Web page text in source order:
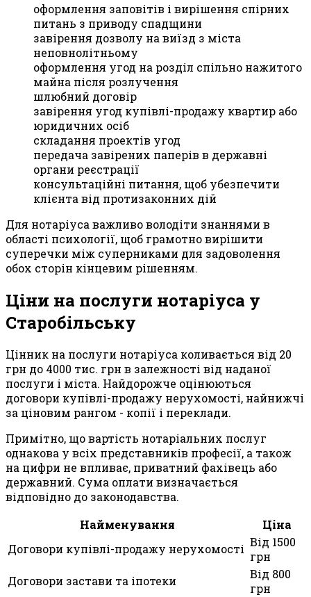
оформлення заповітів і вирішення спірних
питань з приводу спадщини
завірення дозволу на виїзд з міста
неповнолітньому
оформлення угод на розділ спільно нажитого
майна після розлучення
шлюбний договір
завірення угод купівлі-продажу квартир або
юридичних осіб
складання проектів угод
передача завірених паперів в державні
органи реєстрації
консультаційні питання, щоб убезпечити
клієнта від протизаконних дій
Для нотаріуса важливо володіти знаннями в
області психології, щоб грамотно вирішити
суперечки між суперниками для задоволення
обох сторін кінцевим рішенням.
Ціни на послуги нотаріуса у
Старобільську
Цінник на послуги нотаріуса коливається від 20
грн до 4000 тис. грн в залежності від наданої
послуги і міста. Найдорожче оцінюються
договори купівлі-продажу нерухомості, найнижчі
за ціновим рангом - копії і переклади.
Примітно, що вартість нотаріальних послуг
однакова у всіх представників професії, а також
на цифри не впливає, приватний фахівець або
державний. Сума оплати визначається
відповідно до законодавства.
Найменування
Ціна
Договори купівлі-продажу нерухомості Від 1500
грн
Договори застави та іпотеки
Від 800
грн